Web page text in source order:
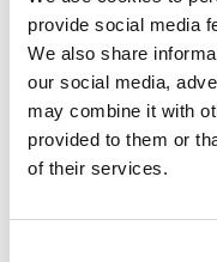
provide social media
We also share
our social media,
may combine it with
provided to them or
of their services.
Mikael Kihlman